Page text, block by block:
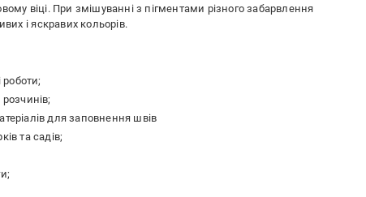
віці. При змішуванні з пігментами різного забарвлення
і яскравих кольорів.
роботи;
для заповнення швів
та садів;